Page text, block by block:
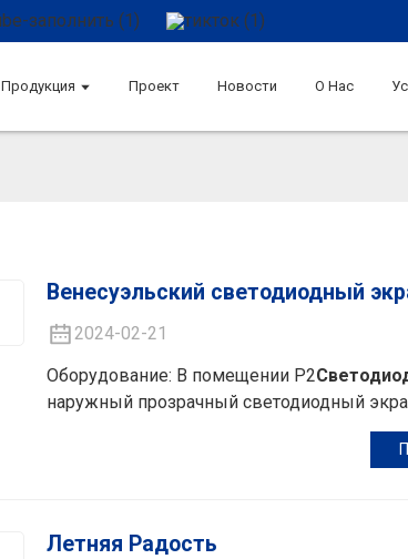
Продукция Проект Новости О Нас
Венесуэльский светодиодный
2024-02-21
Оборудование: В помещении P2
наружный прозрачный светодиодный
Летняя Радость